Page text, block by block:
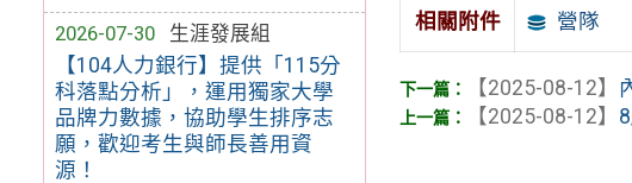
2026-07-30
生涯發展組
【104人力銀行】提供「115分
科落點分析」，運用獨家大學
品牌力數據，協助學生排序志
願，歡迎考生與師長善用資
源！
相關附件 營隊
【2025-08-12】
【2025-08-12】